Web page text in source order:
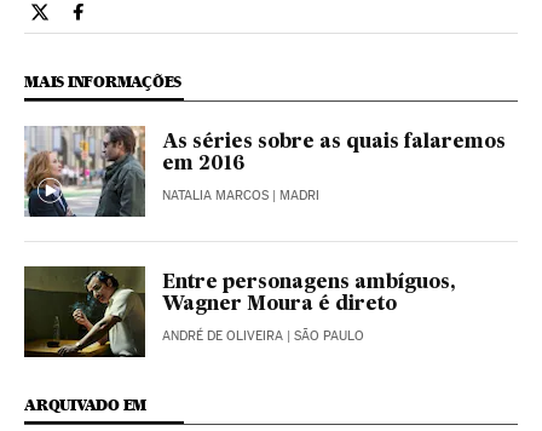
Tecnologia El País Brasil en Twitter
Tecnologia El País Brasil en Facebook
MAIS INFORMAÇÕES
As séries sobre as quais falaremos
em 2016
NATALIA MARCOS | MADRI
Entre personagens ambíguos,
Wagner Moura é direto
ANDRÉ DE OLIVEIRA | SÃO PAULO
ARQUIVADO EM